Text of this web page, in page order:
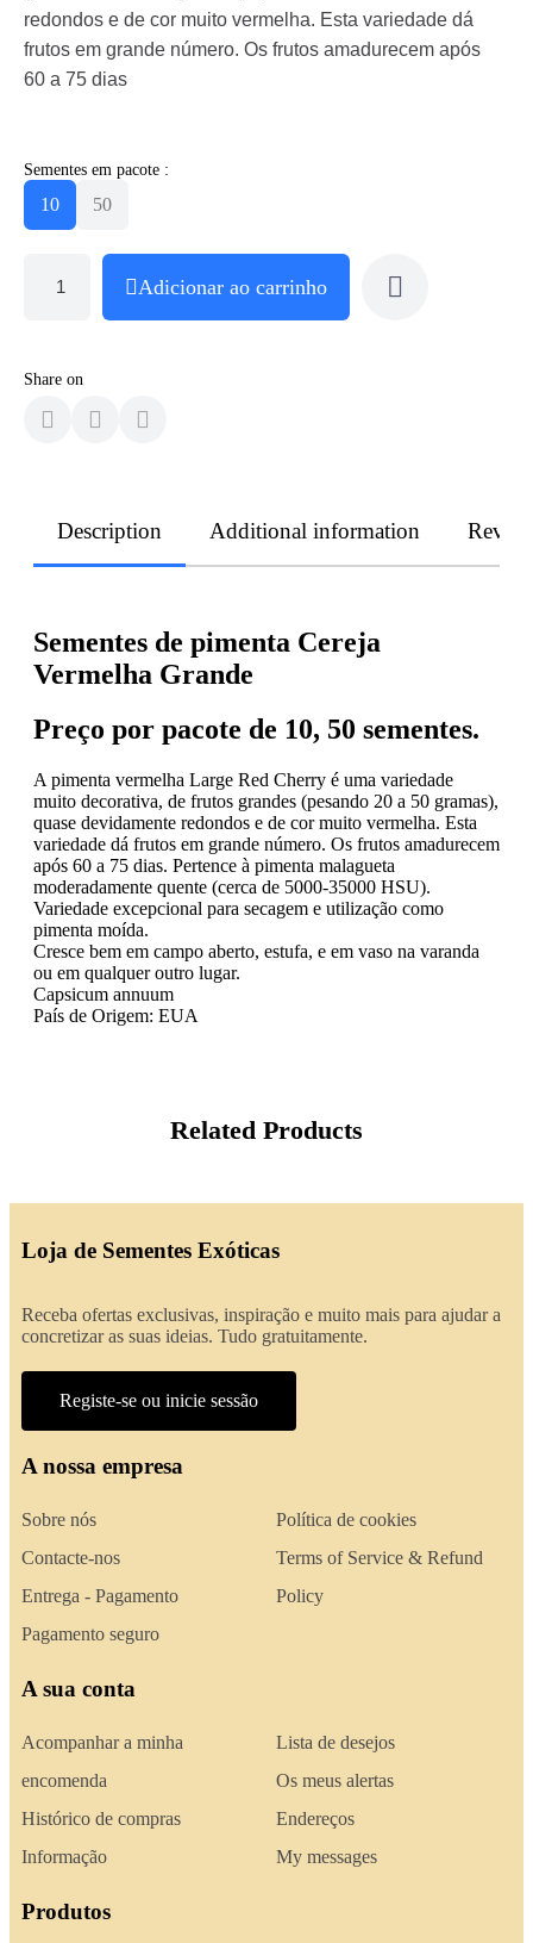
redondos e de cor muito vermelha. Esta variedade dá
frutos em grande número. Os frutos amadurecem após
60 a 75 dias
Sementes em pacote :
10 50
Adicionar ao carrinho
Share on
Description Additional information
Sementes de pimenta Cereja
Vermelha Grande
Preço por pacote de 10, 50 sementes.
A pimenta vermelha Large Red Cherry é uma variedade
muito decorativa, de frutos grandes (pesando 20 a 50 gramas),
quase devidamente redondos e de cor muito vermelha. Esta
variedade dá frutos em grande número. Os frutos amadurecem
após 60 a 75 dias. Pertence à pimenta malagueta
moderadamente quente (cerca de 5000-35000 HSU).
Variedade excepcional para secagem e utilização como
pimenta moída.
Cresce bem em campo aberto, estufa, e em vaso na varanda
ou em qualquer outro lugar.
Capsicum annuum
País de Origem: EUA
Related Products
Loja de Sementes Exóticas
Receba ofertas exclusivas, inspiração e muito mais para ajudar a
concretizar as suas ideias. Tudo gratuitamente.
Registe-se ou inicie sessão
A nossa empresa
Sobre nós
Contacte-nos
Entrega - Pagamento
Pagamento seguro
Política de cookies
Terms of Service & Refund
Policy
A sua conta
Acompanhar a minha
encomenda
Histórico de compras
Informação
Lista de desejos
Os meus alertas
Endereços
My messages
Produtos